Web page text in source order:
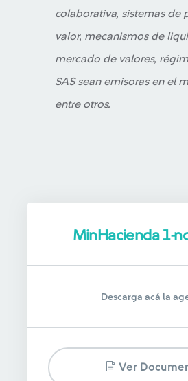
colaborativa, sistemas de
valor, mecanismos de
mercado de valores,
SAS sean emisoras en el
entre otros.
MinHacienda 1-
Descarga acá la
Ver